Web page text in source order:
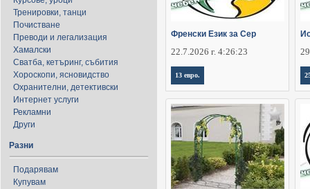
Тренировки, танци
Почистване
Преводи и легализация
Хамалски
Сватба, кетъринг, събития
Хороскопи, ясновидство
Охранителни, детективски
Интернет услуги
Рекламни
Други
Разни
Подарявам
Купувам
Френски Език за Сер
22.7.2026 г. 4:26:23
13 евро.